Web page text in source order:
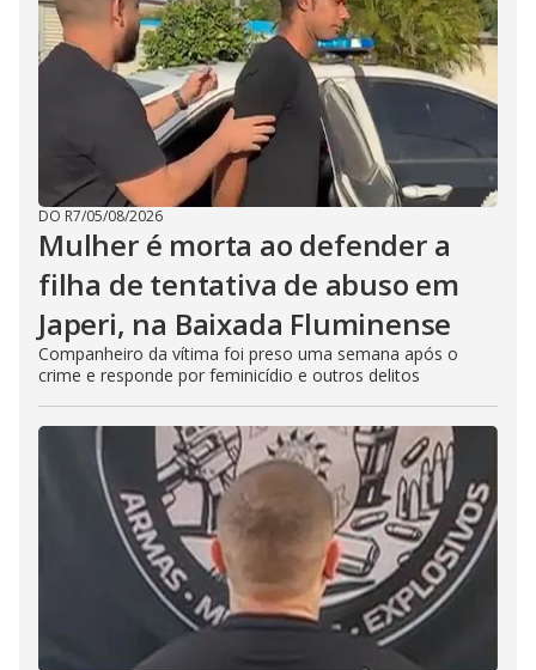
DO R7/05/08/2026
Mulher é morta ao defender a
filha de tentativa de abuso em
Japeri, na Baixada Fluminense
Companheiro da vítima foi preso uma semana após o
crime e responde por feminicídio e outros delitos